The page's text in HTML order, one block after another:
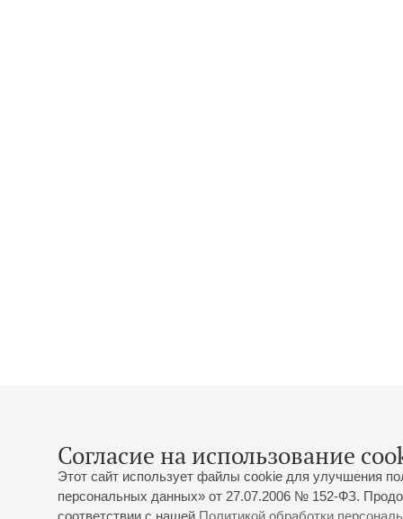
Согласие на использование
Этот сайт использует файлы cookie для улучшения
персональных данных» от 27.07.2006 № 152-ФЗ.
соответствии с нашей Политикой обработки